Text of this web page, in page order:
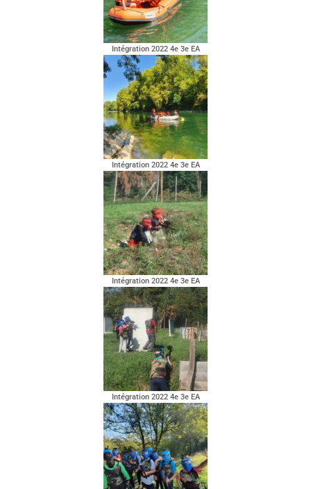
Intégration 2022 4e 3e EA
Intégration 2022 4e 3e EA
Intégration 2022 4e 3e EA
Intégration 2022 4e 3e EA